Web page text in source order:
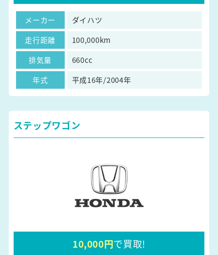
メーカー
ダイハツ
走行距離
100,000km
排気量
660cc
年式
平成16年/2004年
ステップワゴン
10,000円で買取!